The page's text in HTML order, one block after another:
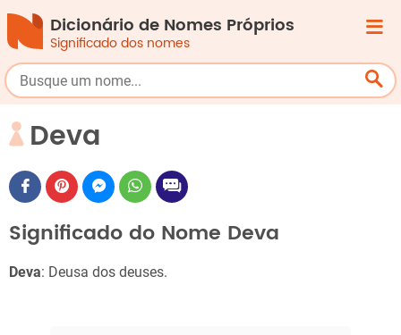
Dicionário de Nomes Próprios
Significado dos nomes
Deva
Significado do Nome Deva
Deva: Deusa dos deuses.